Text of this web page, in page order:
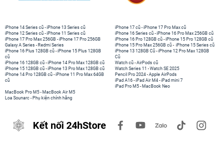
iPhone 14 Series cũ -iPhone 13 Series cũ
iPhone 12 Series cũ -iPhone 11 Series cũ
iPhone 17 Pro Max 256GB -iPhone 17 Pro 256GB
Galaxy A Series - Redmi Series
iPhone 17 cũ -iPhone 17 Pro Max cũ
iPhone 16 Series cũ - iPhone 16 Pro Max 256GB cũ
iPhone 16 Pro 128GB cũ -iPhone 15 Pro 128GB cũ
iPhone 15 Pro Max 256GB cũ - iPhone 15 Series cũ
iPhone 16 Plus 128GB cũ -iPhone 15 Plus 128GB
cũ
iPhone 16 128GB cũ -iPhone 14 Pro Max 128GB cũ
iPhone 15 128GB cũ -iPhone 13 Pro Max 128GB cũ
iPhone 14 Pro 128GB cũ -iPhone 11 Pro Max 64GB
cũ
iPhone 13 128GB Cũ -iPhone 12 Pro Max 128GB
Cũ
Watch cũ -AirPods cũ
Watch Series 11 -Watch SE 2025
Pencil Pro 2024 -Apple AirPods
iPad A16 -iPad Air M4 -iPad mini 7
iPad Pro M5 - MacBook Neo
MacBook Pro M5 - MacBook Air M5
Loa Sounarc - Phụ kiện chính hãng
Kết nối 24hStore